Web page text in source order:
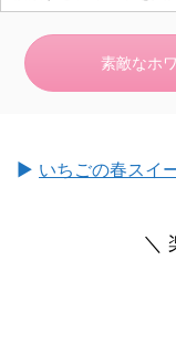
素敵なホ
► いちごの春スイ
＼